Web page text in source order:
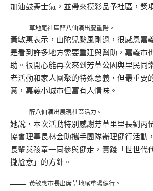
加油鼓舞士氣，並帶來摸彩品予社區，獎
草地尾社區醉八仙演出慶重陽。
黃敏惠表示，山陀兒颱風剛過，很感恩嘉
是看到許多地方需要重建與幫助，嘉義市
助。很開心能再次來到芳草公園與里民同
老活動和家人團聚的特殊意義，但最重要
意，嘉義小城市但富有人情味。
醉八仙演出展現社區活力。
她說，本次活動特別感謝芳草里里長劉丙
協會理事長林金助攜手團隊辦理健行活動
長輩與孩童一同參與健走，實踐「世世代
攏尬意」的方針。
黃敏惠市長出席草地尾重陽健行。